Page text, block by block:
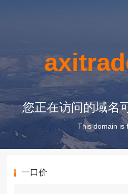
您正在访问的域名
This domain is
一口价